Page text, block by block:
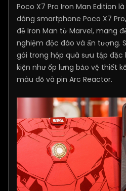
Poco X7 Pro Iron Man Edition
dòng smartphone Poco X7
đề Iron Man từ Marvel, mang
nghiệm độc đáo và ấn tượng.
gói trong hộp quà sưu tập
kiện như ốp lưng bảo vệ thiết
màu đỏ và pin Arc Reactor.